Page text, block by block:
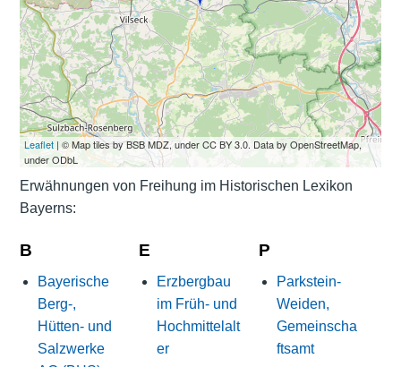
Leaflet| © Map tiles by BSB MDZ, under CC BY 3.0. Data by OpenStreetMap,
under ODbL
Erwähnungen von Freihung im Historischen Lexikon
Bayerns:
B
Bayerische
Berg-,
Hütten- und
Salzwerke
E
Erzbergbau
im Früh- und
Hochmittelalt
er
P
Parkstein-
Weiden,
Gemeinscha
ftsamt